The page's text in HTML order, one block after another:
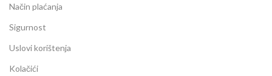
Način plaćanja
Sigurnost
Uslovi korištenja
Kolačići